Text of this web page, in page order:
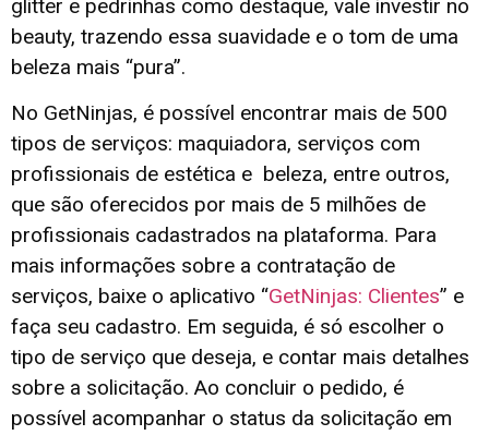
glitter e pedrinhas como destaque, vale investir no
beauty, trazendo essa suavidade e o tom de uma
beleza mais “pura”.
No GetNinjas, é possível encontrar mais de 500
tipos de serviços: maquiadora, serviços com
profissionais de estética e beleza, entre outros,
que são oferecidos por mais de 5 milhões de
profissionais cadastrados na plataforma. Para
mais informações sobre a contratação de
serviços, baixe o aplicativo “GetNinjas: Clientes” e
faça seu cadastro. Em seguida, é só escolher o
tipo de serviço que deseja, e contar mais detalhes
sobre a solicitação. Ao concluir o pedido, é
possível acompanhar o status da solicitação em